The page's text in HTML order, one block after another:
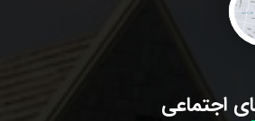
اجتماعی